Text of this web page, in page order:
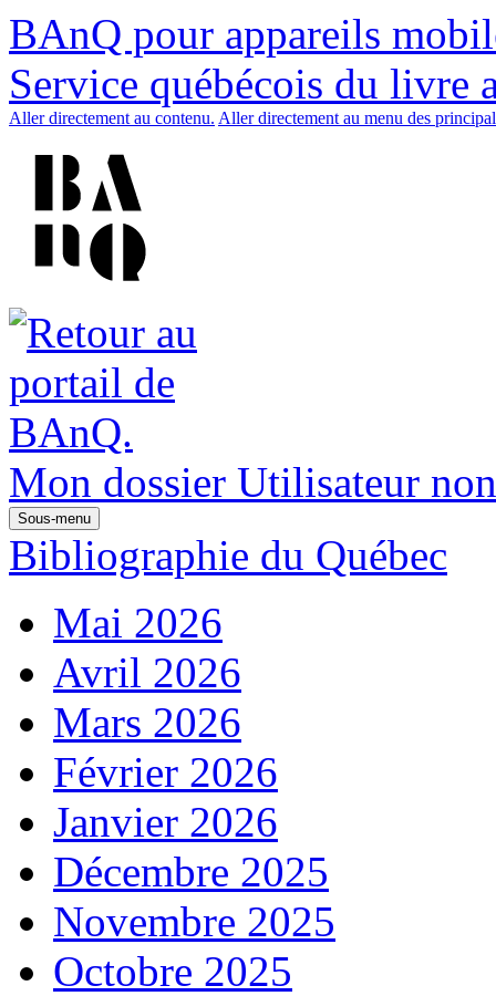
BAnQ pour appareils
Service québécois du livre
Aller directement au contenu. Aller directement au menu des
Mon dossier Utilisateur
Sous-menu
Bibliographie du Québec
Mai 2026
Avril 2026
Mars 2026
Février 2026
Janvier 2026
Décembre 2025
Novembre 2025
Octobre 2025